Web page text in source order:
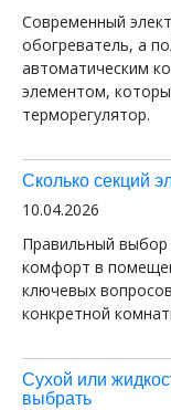
Современный
обогреватель, а
автоматическим
элементом,
терморегулятор.
Сколько секций
10.04.2026
Правильный выбор
комфорт в
ключевых
конкретной
Сухой или
выбрать